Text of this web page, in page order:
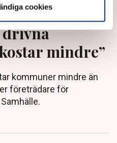
cookies
drivna
mindre”
kommuner mindre än
företrädare för